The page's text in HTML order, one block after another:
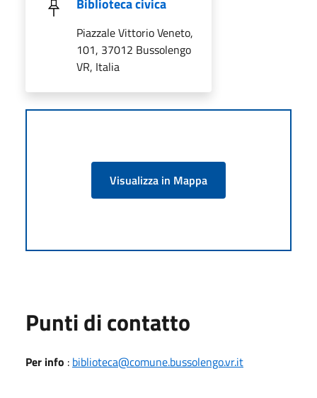
Piazzale Vittorio Veneto,
101, 37012 Bussolengo
VR, Italia
Visualizza in Mappa
Punti di contatto
Per info : biblioteca@comune.bussolengo.vr.it